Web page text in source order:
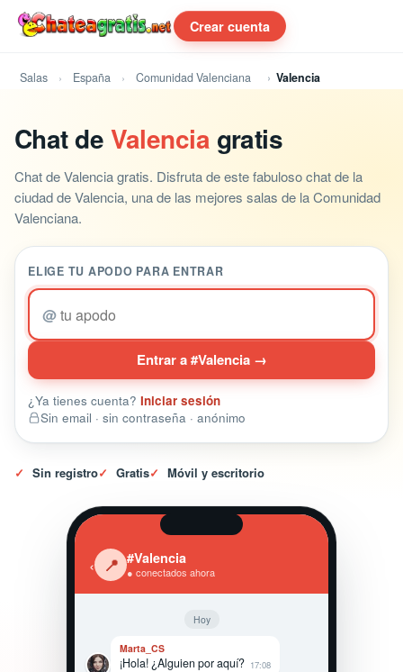
Crear cuenta
Salas España Comunidad Valenciana Valencia
Chat deValencia gratis
Chat de Valencia gratis. Disfruta de este fabuloso chat de la
ciudad de Valencia, una de las mejores salas de la Comunidad
Valenciana.
ELIGE TU APODO PARA ENTRAR
@
Entrar a #Valencia →
¿Ya tienes cuenta? Iniciar sesión
Sin email · sin contraseña · anónimo
✓ Sin registro✓ Gratis✓ Móvil y escritorio
‹ 📍 #Valencia
● conectados ahora
Hoy
Marta_CS
¡Hola! ¿Alguien por aquí? 17:08